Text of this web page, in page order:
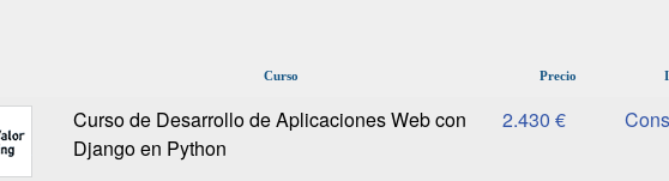
Curso Precio
Curso de Desarrollo de Aplicaciones Web con
Django en Python
2.430 €